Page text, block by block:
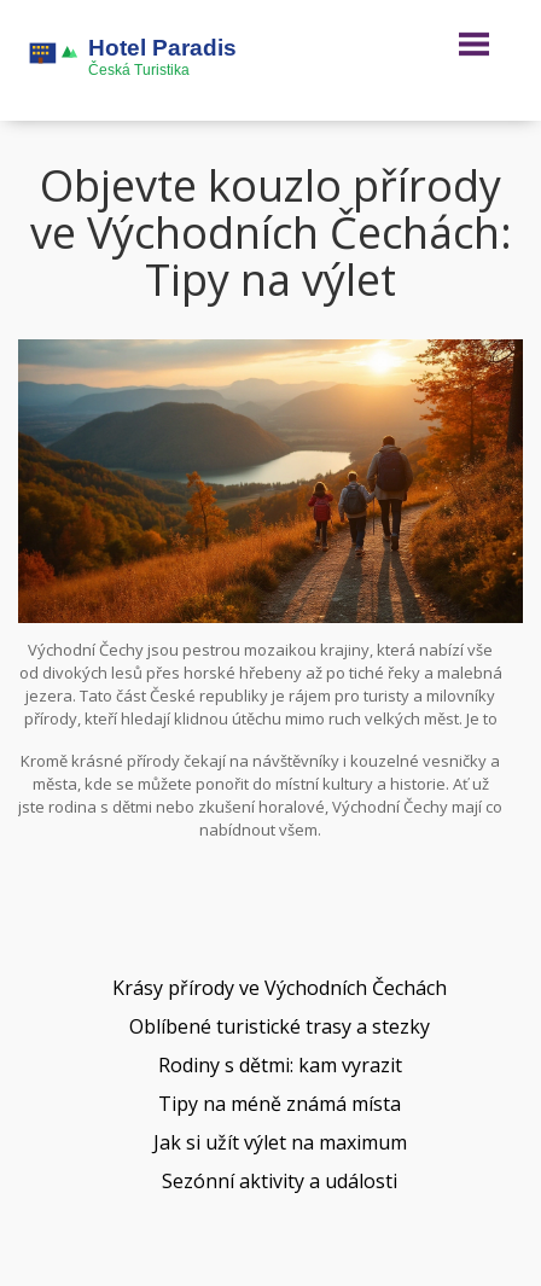
Objevte kouzlo přírody
ve Východních Čechách:
Tipy na výlet
Východní Čechy jsou pestrou mozaikou krajiny, která nabízí vše
od divokých lesů přes horské hřebeny až po tiché řeky a malebná
jezera. Tato část České republiky je rájem pro turisty a milovníky
přírody, kteří hledají klidnou útěchu mimo ruch velkých měst. Je to
nevšedním zážitkem.
Kromě krásné přírody čekají na návštěvníky i kouzelné vesničky a
města, kde se můžete ponořit do místní kultury a historie. Ať už
jste rodina s dětmi nebo zkušení horalové, Východní Čechy mají co
nabídnout všem.
Krásy přírody ve Východních Čechách
Oblíbené turistické trasy a stezky
Rodiny s dětmi: kam vyrazit
Tipy na méně známá místa
Jak si užít výlet na maximum
Sezónní aktivity a události